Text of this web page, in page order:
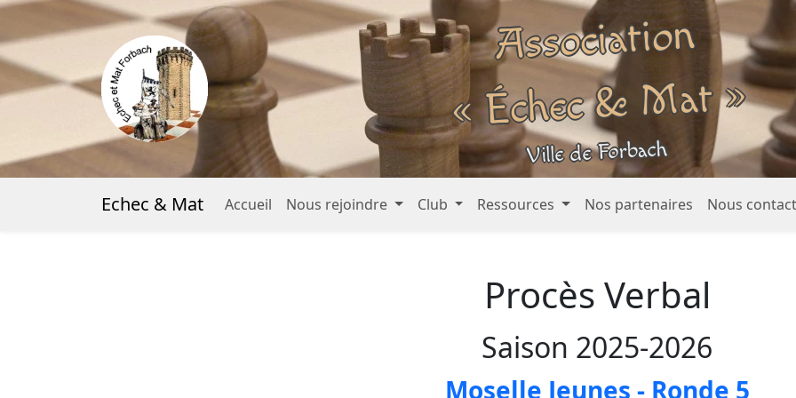
Association
« Échec &
Mat »
Ville de Forbach
Echec & Mat Accueil Nous rejoindre Club Ressources Nos partenaires Nous
Procès Verbal
Saison 2025-2026
Moselle Jeunes - Ronde 5